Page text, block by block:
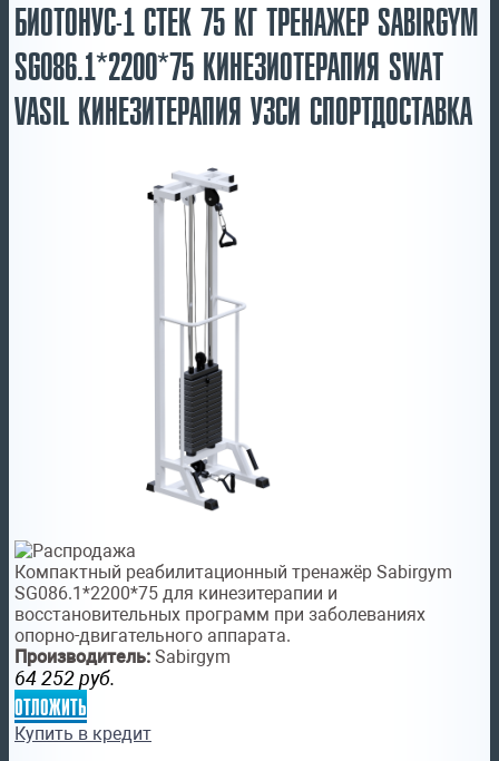
БИОТОНУС-1 СТЕК 75 КГ ТРЕНАЖЕР SABIRGYM
SG086.1*2200*75 КИНЕЗИОТЕРАПИЯ SWAT
VASIL КИНЕЗИТЕРАПИЯ УЗСИ СПОРТДОСТАВКА
Компактный реабилитационный тренажёр Sabirgym
SG086.1*2200*75 для кинезитерапии и
восстановительных программ при заболеваниях
опорно-двигательного аппарата.
Производитель: Sabirgym
64 252 руб.
отложить
Купить в кредит